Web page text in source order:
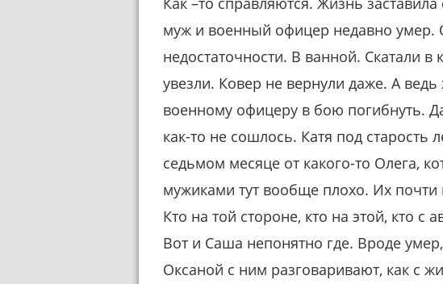
муж и военный офицер недавно умер.
недостаточности. В ванной. Скатали в
увезли. Ковер не вернули даже. А
военному офицеру в бою погибнуть.
как-то не сошлось. Катя под старость
седьмом месяце от какого-то Олега,
мужиками тут вообще плохо. Их почти
Кто на той стороне, кто на этой, кто с
Вот и Саша непонятно где. Вроде
Оксаной с ним разговаривают, как с